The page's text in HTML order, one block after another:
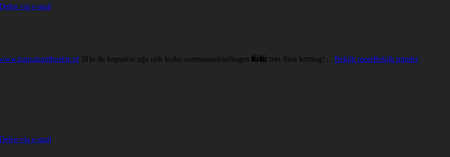
via e-mail
🛒 In de kapsalon zijn ook leuke zomeraaanbiedingen 🛍🛍 met flink korting! ... Bekijk meerBekijk minder
via e-mail